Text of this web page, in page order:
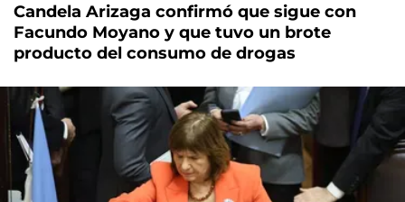
Candela Arizaga confirmó que sigue con
Facundo Moyano y que tuvo un brote
producto del consumo de drogas